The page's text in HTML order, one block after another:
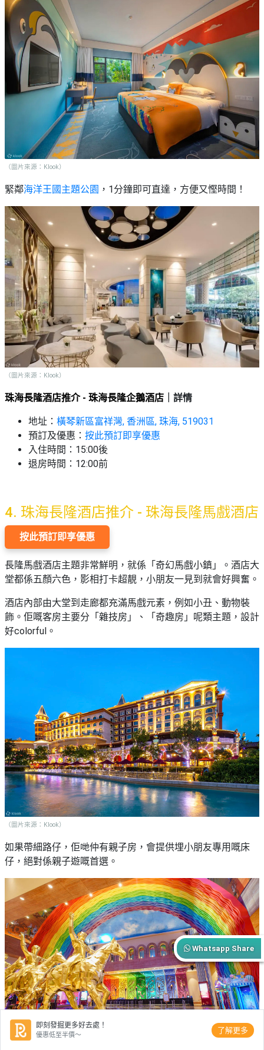
Whatsapp Share
即刻發掘更多好去處！
優惠低至半價～
了解更多
（圖片來源：Klook）
緊鄰海洋王國主題公園 ，1分鐘即可直達，方便又慳時間！
（圖片來源：Klook）
珠海長隆酒店推介 - 珠海長隆企鵝酒店 ｜詳情
地址： 橫琴新區富祥灣, 香洲區, 珠海, 519031
預訂及優惠： 按此預訂即享優惠
入住時間：15:00後
退房時間：12:00前
4. 珠海長隆酒店推介 - 珠海長隆馬戲酒店
按此預訂即享優惠
長隆馬戲酒店主題非常鮮明，就係「奇幻馬戲小鎮」。酒店大
堂都係五顏六色，影相打卡超靚，小朋友一見到就會好興奮。
酒店內部由大堂到走廊都充滿馬戲元素，例如小丑、動物裝
飾。佢嘅客房主要分「雜技房」、「奇趣房」呢類主題，設計
好colorful。
（圖片來源：Klook）
如果帶細路仔，佢哋仲有親子房，會提供埋小朋友專用嘅床
仔，絕對係親子遊嘅首選。